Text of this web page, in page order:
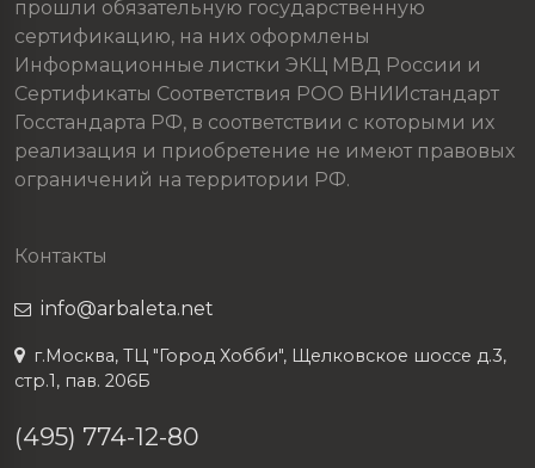
прошли обязательную государственную
сертификацию, на них оформлены
Информационные листки ЭКЦ МВД России и
Сертификаты Соответствия РОО ВНИИстандарт
Госстандарта РФ, в соответствии с которыми их
реализация и приобретение не имеют правовых
ограничений на территории РФ.
Контакты
info@arbaleta.net
г.Москва, ТЦ "Город Хобби", Щелковское шоссе д.3,
стр.1, пав. 206Б
(495) 774-12-80